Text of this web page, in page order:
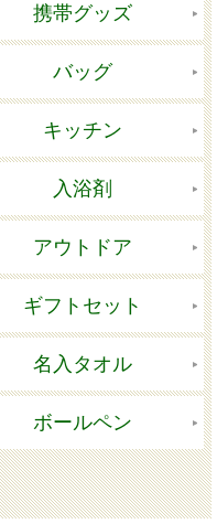
携帯グッズ
バッグ
キッチン
入浴剤
アウトドア
ギフトセット
名入タオル
ボールペン